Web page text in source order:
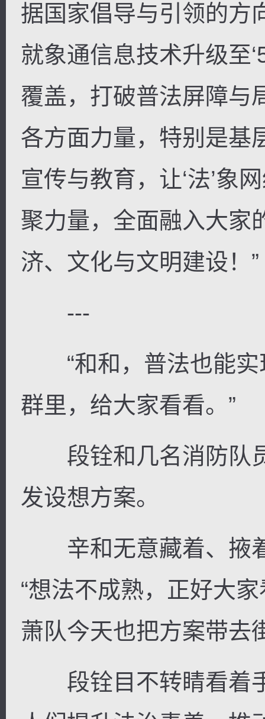
据国家倡导与引领的方
就象通信息技术升级至
覆盖，打破普法屏障与
各方面力量，特别是基
宣传与教育，让‘法’象
聚力量，全面融入大家
济、文化与文明建设！”
---
“和和，普法也能实
群里，给大家看看。”
段铨和几名消防队
发设想方案。
辛和无意藏着、掖
“想法不成熟，正好大
萧队今天也把方案带去
段铨目不转睛看着手